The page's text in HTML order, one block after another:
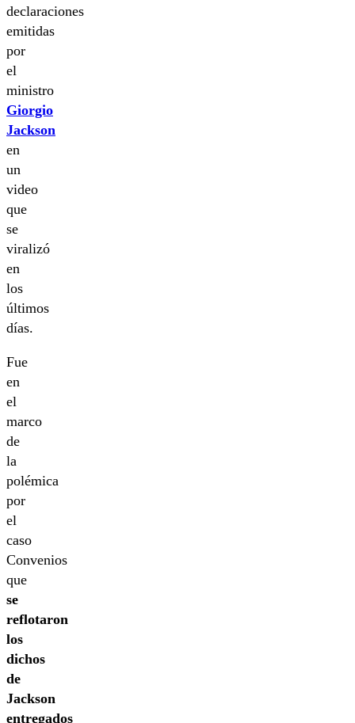
declaraciones
emitidas
por
el
ministro
Giorgio
Jackson
en
un
video
que
se
viralizó
en
los
últimos
días.
Fue
en
el
marco
de
la
polémica
por
el
caso
Convenios
que
se
reflotaron
los
dichos
de
Jackson
entregados